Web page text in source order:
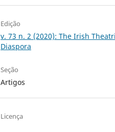
Edição
v. 73 n. 2 (2020): The Irish
Diaspora
Seção
Artigos
Licença